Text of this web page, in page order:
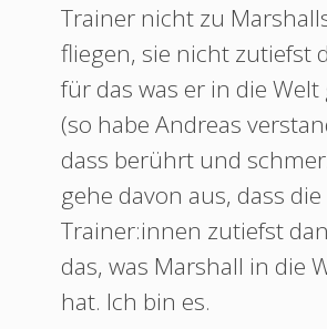
Trainer nicht zu
fliegen, sie nicht zutiefst
für das was er in die
(so habe Andreas
dass berührt und
gehe davon aus, dass
Trainer:innen zutiefst
das, was Marshall in die
hat. Ich bin es.